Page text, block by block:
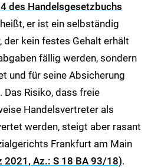
des Handelsgesetzbuchs
er ist ein selbständig
der kein festes Gehalt erhält
fällig werden, sondern
und für seine Absicherung
Risiko, dass freie
Handelsvertreter als
werden, steigt aber rasant
Frankfurt am Main
2021, Az.: S 18 BA 93/18).